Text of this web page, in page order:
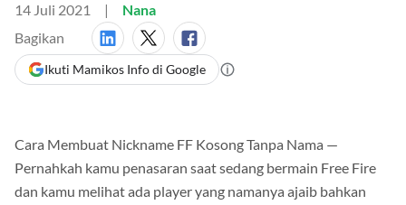
14 Juli 2021
Nana
Bagikan
Ikuti Mamikos Info di Google
Cara Membuat Nickname FF Kosong Tanpa Nama —
Pernahkah kamu penasaran saat sedang bermain Free Fire
dan kamu melihat ada player yang namanya ajaib bahkan